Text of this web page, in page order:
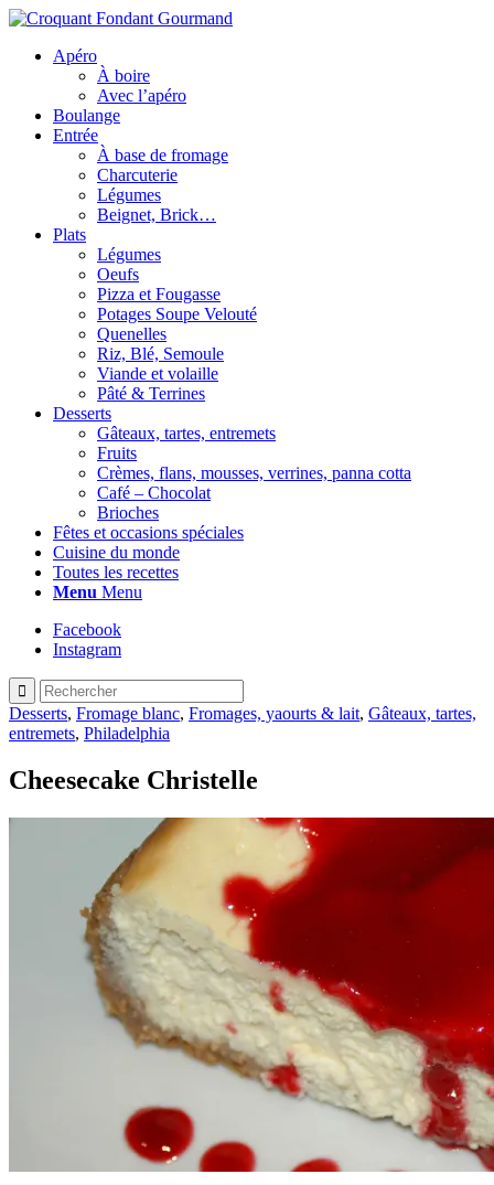
Apéro
À boire
Avec l’apéro
Boulange
Entrée
À base de fromage
Charcuterie
Légumes
Beignet, Brick…
Plats
Légumes
Oeufs
Pizza et Fougasse
Potages Soupe Velouté
Quenelles
Riz, Blé, Semoule
Viande et volaille
Pâté & Terrines
Desserts
Gâteaux, tartes, entremets
Fruits
Crèmes, flans, mousses, verrines, panna cotta
Café – Chocolat
Brioches
Fêtes et occasions spéciales
Cuisine du monde
Toutes les recettes
Menu Menu
Facebook
Instagram
Desserts, Fromage blanc, Fromages, yaourts & lait, Gâteaux, tartes,
entremets, Philadelphia
Cheesecake Christelle